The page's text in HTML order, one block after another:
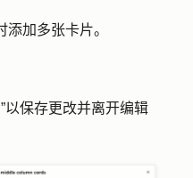
添加多张卡片。
”以保存更改并离开编辑